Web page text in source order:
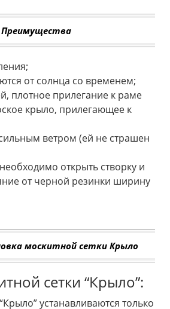
Преимущества
от солнца со временем;
плотное прилегание к раме
крыло, прилегающее к
сильным ветром (ей не страшен
открыть створку и
от черной резинки ширину
москитной сетки Крыло
сетки “Крыло”:
устанавливаются только